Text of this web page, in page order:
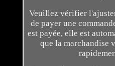
Veuillez vérifier
de payer une
est payée, elle est
que la marchandise